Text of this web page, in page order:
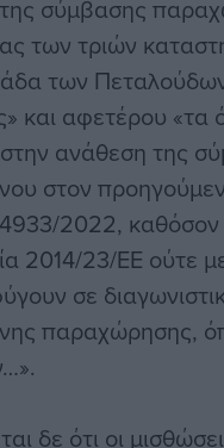
σύμβασης
των τριών
των
και αφετέρου
ανάθεση της
στον
2022, καθόσον
2014/23/ΕΕ ούτε
σε
παραχώρησης,
δε ότι οι